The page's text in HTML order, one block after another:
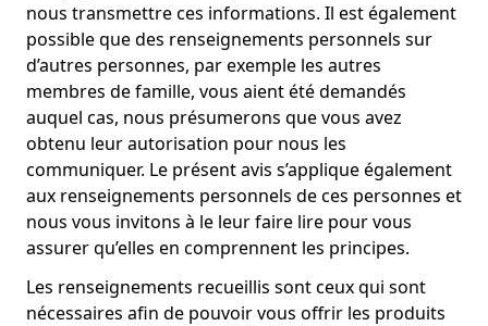
nous transmettre ces informations. Il est également
possible que des renseignements personnels sur
d’autres personnes, par exemple les autres
membres de famille, vous aient été demandés
auquel cas, nous présumerons que vous avez
obtenu leur autorisation pour nous les
communiquer. Le présent avis s’applique également
aux renseignements personnels de ces personnes et
nous vous invitons à le leur faire lire pour vous
assurer qu’elles en comprennent les principes.
Les renseignements recueillis sont ceux qui sont
nécessaires afin de pouvoir vous offrir les produits